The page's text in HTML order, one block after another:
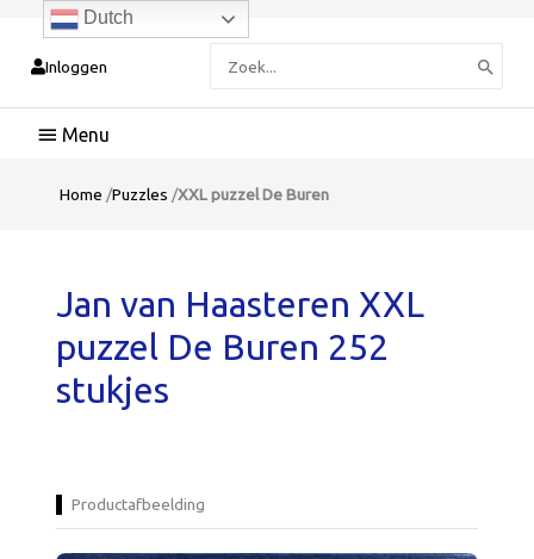
Inloggen
naar:
Hoofdmenu
Home /Puzzles /XXL puzzel De Buren
Jan van Haasteren XXL
puzzel De Buren 252
stukjes
Productafbeelding
Dutch